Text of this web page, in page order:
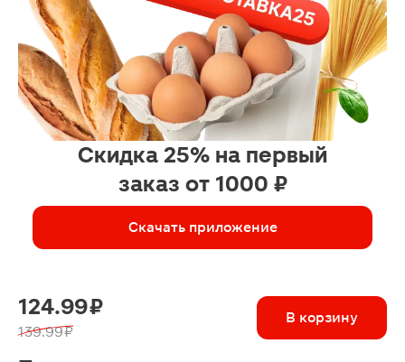
Скидка 25% на первый
заказ от 1000 ₽
Скачать приложение
124.99 ₽
139.99 ₽
В корзину